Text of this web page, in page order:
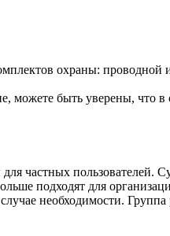
охраны: проводной
можете быть уверены, что в
частных пользователей.
подходят для
необходимости. Группа